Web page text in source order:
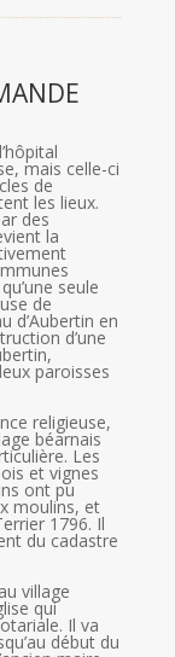
mais celle-ci
de
les lieux.
des
la
seule
de
d’Aubertin en
d’une
paroisses
religieuse,
béarnais
Les
et vignes
ont pu
moulins, et
1796. Il
du cadastre
village
qui
Il va
début du